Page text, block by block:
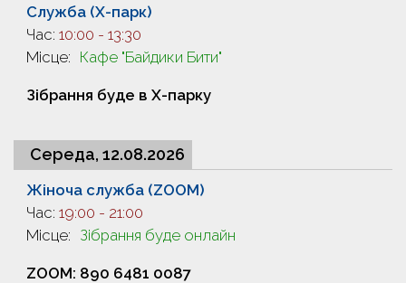
Служба (X-парк)
Час: 10:00 - 13:30
Місце: Кафе "Байдики Бити"
Зібрання буде в X-парку
Середа, 12.08.2026
Жіноча служба (ZOOM)
Час: 19:00 - 21:00
Місце: Зібрання буде онлайн
ZOOM: 890 6481 0087